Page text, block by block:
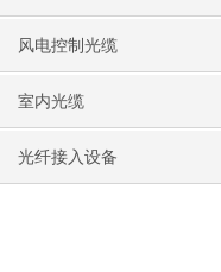
风电控制光缆
室内光缆
光纤接入设备